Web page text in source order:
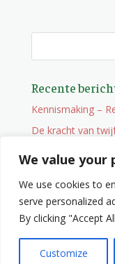
We value your
We use cookies to
serve personalized
By clicking "Accept
Customize
Recente
Kennismaking –
De kracht van
Onderweg
Wat je niet zocht